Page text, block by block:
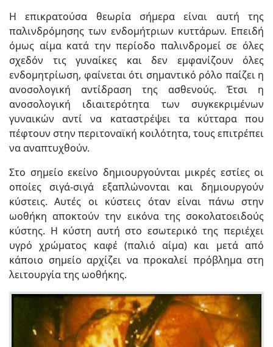
Η επικρατούσα θεωρία σήμερα είναι αυτή της
παλινδρόμησης των ενδομήτριων κυττάρων. Επειδή
όμως αίμα κατά την περίοδο παλινδρομεί σε όλες
σχεδόν τις γυναίκες και δεν εμφανίζουν όλες
ενδομητρίωση, φαίνεται ότι σημαντικό ρόλο παίζει η
ανοσολογική αντίδραση της ασθενούς. Έτσι η
ανοσολογική ιδιαιτερότητα των συγκεκριμένων
γυναικών αντί να καταστρέψει τα κύτταρα που
πέφτουν στην περιτοναϊκή κοιλότητα, τους επιτρέπει
να αναπτυχθούν.
Στο σημείο εκείνο δημιουργούνται μικρές εστίες οι
οποίες σιγά-σιγά εξαπλώνονται και δημιουργούν
κύστεις. Αυτές οι κύστεις όταν είναι πάνω στην
ωοθήκη αποκτούν την εικόνα της σοκολατοειδούς
κύστης. Η κύστη αυτή στο εσωτερικό της περιέχει
υγρό χρώματος καφέ (παλιό αίμα) και μετά από
κάποιο σημείο αρχίζει να προκαλεί πρόβλημα στη
λειτουργία της ωοθήκης.